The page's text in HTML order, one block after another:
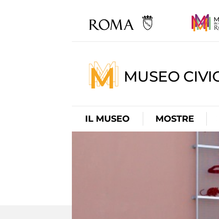
MUSEO
IL MUSEO MOSTRE